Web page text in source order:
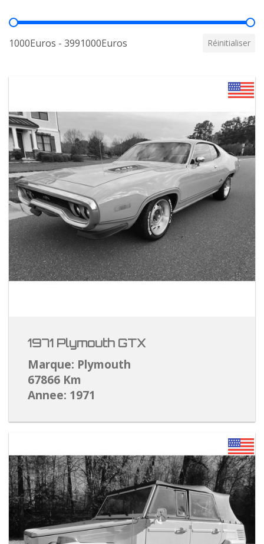
Prix
1000Euros - 3991000Euros Réinitialiser
1971 Plymouth GTX
Marque: Plymouth
67866 Km
Annee: 1971